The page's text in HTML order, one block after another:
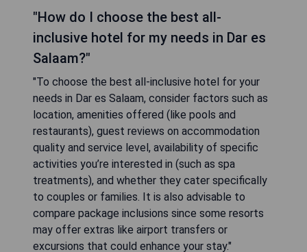
"How do I choose the best all-
inclusive hotel for my needs in Dar es
Salaam?"
"To choose the best all-inclusive hotel for your
needs in Dar es Salaam, consider factors such as
location, amenities offered (like pools and
restaurants), guest reviews on accommodation
quality and service level, availability of specific
activities you’re interested in (such as spa
treatments), and whether they cater specifically
to couples or families. It is also advisable to
compare package inclusions since some resorts
may offer extras like airport transfers or
excursions that could enhance your stay."